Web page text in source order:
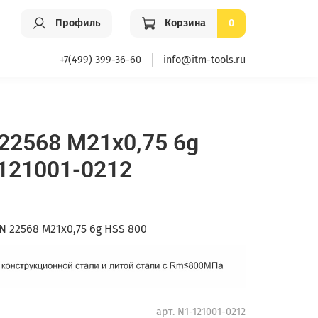
Профиль Корзина 0
+7(499) 399-36-60 info@itm-tools.ru
арт. N1-121001-0212
M21x0,75 6g
0212
22568 M21x0,75 6g HSS 800